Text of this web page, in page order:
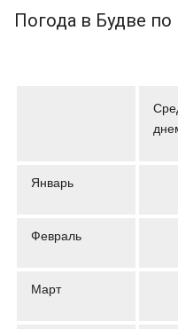
Погода в Будве
Январь
Февраль
Март